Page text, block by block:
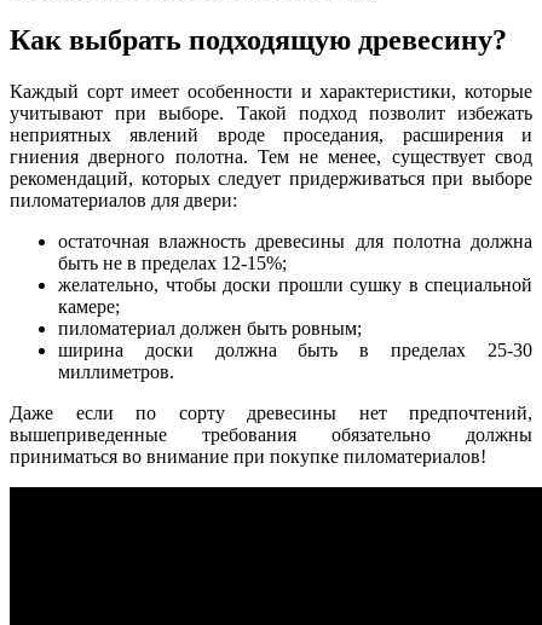
Как выбрать подходящую древесину?
Каждый сорт имеет особенности и характеристики, которые
учитывают при выборе. Такой подход позволит избежать
неприятных явлений вроде проседания, расширения и
гниения дверного полотна. Тем не менее, существует свод
рекомендаций, которых следует придерживаться при выборе
пиломатериалов для двери:
остаточная влажность древесины для полотна должна
быть не в пределах 12-15%;
желательно, чтобы доски прошли сушку в специальной
камере;
пиломатериал должен быть ровным;
ширина доски должна быть в пределах 25-30
миллиметров.
Даже если по сорту древесины нет предпочтений,
вышеприведенные требования обязательно должны
приниматься во внимание при покупке пиломатериалов!